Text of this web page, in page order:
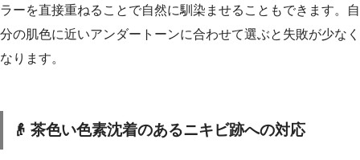
ラーを直接重ねることで自然に馴染ませることもできます。自
分の肌色に近いアンダートーンに合わせて選ぶと失敗が少なく
なります。
👴 茶色い色素沈着のあるニキビ跡への対応